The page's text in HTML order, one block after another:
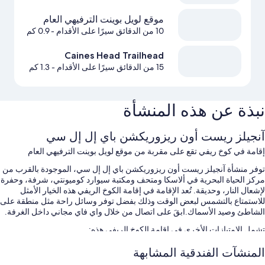
موقع لويل بوينت الترفيهي العام
10 من الدقائق سيرًا على الأقدام - 0.9 كم
Caines Head Trailhead
15 من الدقائق سيرًا على الأقدام - 1.3 كم
نبذة عن هذه المنشأة
آنجيلز ريست أون ريزوريكشن باي إل إل سي
إقامة في كوخ ريفي تقع على مقربة من موقع لويل بوينت الترفيهي العام
توفر منشأة آنجيلز ريست أون ريزوريكشن باي إل إل سي، الموجودة بالقرب من
مركز الحياة البحرية في ألاسكا ومتحف ومكتبة سيوارد كوميونتي، شرفة، وحفرة
لإشعال النار، وحديقة. تُعد الإقامة في إقامة الكوخ الريفي هذه الخيار الأمثل
للاستمتاع بالتشمس لبعض الوقت وذلك بفضل توفر وسائل راحة مثل منطقة على
الشاطئ وصيد الأسماك.ابقَ على اتصال من خلال واي فاي مجاني داخل الغرفة.
تشمل الامتيازات الأخرى في إقامة الكوخ الريفي هذه:
صف السيارة بمعرفة النزيل مجانًا
المنشآت الفندقية المشابهة